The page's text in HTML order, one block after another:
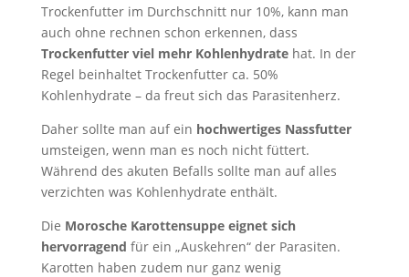
Trockenfutter im Durchschnitt nur 10%, kann man
auch ohne rechnen schon erkennen, dass
Trockenfutter viel mehr Kohlenhydratehat. In der
Regel beinhaltet Trockenfutter ca. 50%
Kohlenhydrate – da freut sich das Parasitenherz.
Daher sollte man auf ein hochwertiges Nassfutter
umsteigen, wenn man es noch nicht füttert.
Während des akuten Befalls sollte man auf alles
verzichten was Kohlenhydrate enthält.
Die Morosche Karottensuppe eignet sich
hervorragend für ein „Auskehren“ der Parasiten.
Karotten haben zudem nur ganz wenig